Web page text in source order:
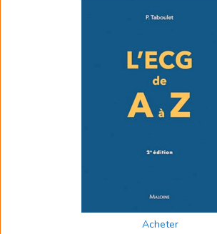
Acheter